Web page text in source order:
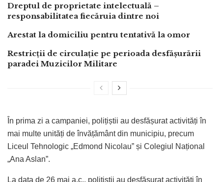
Dreptul de proprietate intelectuală –
responsabilitatea fiecăruia dintre noi
Arestat la domiciliu pentru tentativă la omor
Restricții de circulație pe perioada desfășurării
paradei Muzicilor Militare
În prima zi a campaniei, polițiștii au desfășurat activități în
mai multe unități de învățământ din municipiu, precum
Liceul Tehnologic „Edmond Nicolau” și Colegiul Național
„Ana Aslan”.
La data de 26 mai a.c., polițiștii au desfășurat activități în